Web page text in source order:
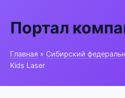
Портал
Главная » Сибирский
Kids Laser